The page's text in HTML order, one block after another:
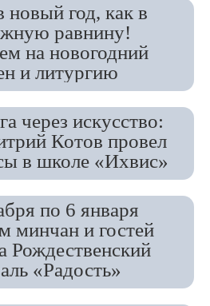
новый год, как в
равнину!
на новогодний
и литургию
через искусство:
Котов провел
в школе «Ихвис»
по 6 января
минчан и гостей
Рождественский
«Радость»